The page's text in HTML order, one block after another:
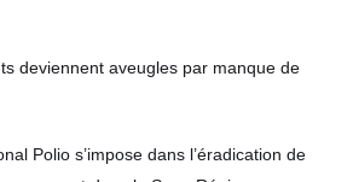
deviennent aveugles par manque de
Polio s’impose dans l’éradication de